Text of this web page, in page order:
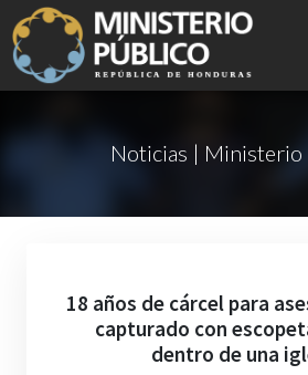
Noticias | Ministerio
18 años de cárcel para
capturado con
dentro de una